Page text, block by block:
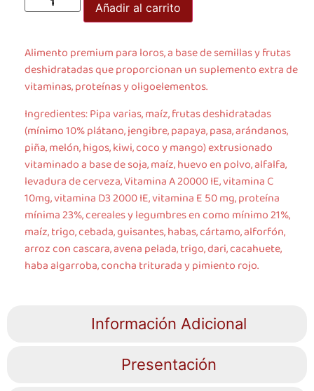
Añadir al carrito
Alimento premium para loros, a base de semillas y frutas
deshidratadas que proporcionan un suplemento extra de
vitaminas, proteínas y oligoelementos.
Ingredientes: Pipa varias, maíz, frutas deshidratadas
(mínimo 10% plátano, jengibre, papaya, pasa, arándanos,
piña, melón, higos, kiwi, coco y mango) extrusionado
vitaminado a base de soja, maíz, huevo en polvo, alfalfa,
levadura de cerveza, Vitamina A 20000 IE, vitamina C
10mg, vitamina D3 2000 IE, vitamina E 50 mg, proteína
mínima 23%, cereales y legumbres en como mínimo 21%,
maíz, trigo, cebada, guisantes, habas, cártamo, alforfón,
arroz con cascara, avena pelada, trigo, dari, cacahuete,
haba algarroba, concha triturada y pimiento rojo.
Información Adicional
Presentación